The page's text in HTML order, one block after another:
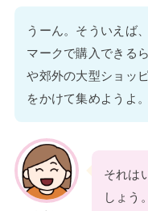
うーん。そういえば
マークで購入できる
や郊外の大型ショッ
をかけて集めようよ。
それは
しょう。